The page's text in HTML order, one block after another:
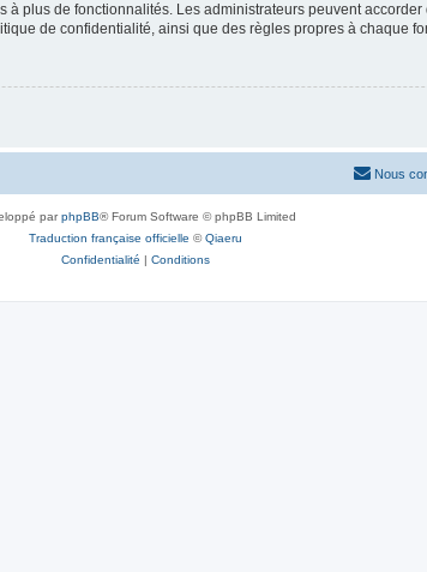
à plus de fonctionnalités. Les administrateurs peuvent
de confidentialité, ainsi que des règles propres à chaque
Nous
parphpBB® Forum Software © phpBB Limited
Traduction française officielle ©Qiaeru
Confidentialité | Conditions